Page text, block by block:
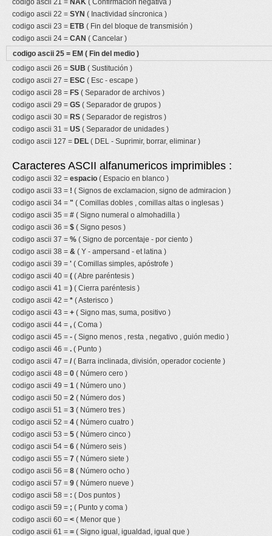
codigo ascii 21 = NAK ( Confirmación negativa )
codigo ascii 22 = SYN ( Inactividad síncronica )
codigo ascii 23 = ETB ( Fin del bloque de transmisión )
codigo ascii 24 = CAN ( Cancelar )
codigo ascii 25 = EM ( Fin del medio )
codigo ascii 26 = SUB ( Sustitución )
codigo ascii 27 = ESC ( Esc - escape )
codigo ascii 28 = FS ( Separador de archivos )
codigo ascii 29 = GS ( Separador de grupos )
codigo ascii 30 = RS ( Separador de registros )
codigo ascii 31 = US ( Separador de unidades )
codigo ascii 127 = DEL ( DEL - Suprimir, borrar, eliminar )
Caracteres ASCII alfanumericos imprimibles :
codigo ascii 32 = espacio ( Espacio en blanco )
codigo ascii 33 = ! ( Signos de exclamacion, signo de admiracion )
codigo ascii 34 = " ( Comillas dobles , comillas altas o inglesas )
codigo ascii 35 = # ( Signo numeral o almohadilla )
codigo ascii 36 = $ ( Signo pesos )
codigo ascii 37 = % ( Signo de porcentaje - por ciento )
codigo ascii 38 = & ( Y - ampersand - et latina )
codigo ascii 39 = ' ( Comillas simples, apóstrofe )
codigo ascii 40 = ( ( Abre paréntesis )
codigo ascii 41 = ) ( Cierra paréntesis )
codigo ascii 42 = * ( Asterisco )
codigo ascii 43 = + ( Signo mas, suma, positivo )
codigo ascii 44 = , ( Coma )
codigo ascii 45 = - ( Signo menos , resta , negativo , guión medio )
codigo ascii 46 = . ( Punto )
codigo ascii 47 = / ( Barra inclinada, división, operador cociente )
codigo ascii 48 = 0 ( Número cero )
codigo ascii 49 = 1 ( Número uno )
codigo ascii 50 = 2 ( Número dos )
codigo ascii 51 = 3 ( Número tres )
codigo ascii 52 = 4 ( Número cuatro )
codigo ascii 53 = 5 ( Número cinco )
codigo ascii 54 = 6 ( Número seis )
codigo ascii 55 = 7 ( Número siete )
codigo ascii 56 = 8 ( Número ocho )
codigo ascii 57 = 9 ( Número nueve )
codigo ascii 58 = : ( Dos puntos )
codigo ascii 59 = ; ( Punto y coma )
codigo ascii 60 = < ( Menor que )
codigo ascii 61 = = ( Signo igual, igualdad, igual que )